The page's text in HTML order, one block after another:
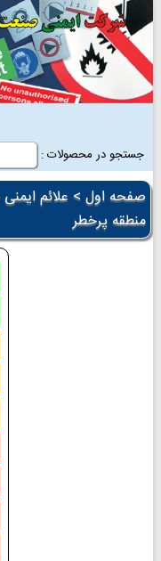
جستجو در محصولات :
صفحه اول > علائم
منطقه پرخطر